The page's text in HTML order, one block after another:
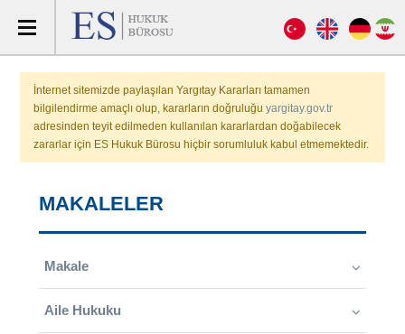
İnternet sitemizde paylaşılan Yargıtay Kararları tamamen
bilgilendirme amaçlı olup, kararların doğruluğuyargitay.gov.tr
adresinden teyit edilmeden kullanılan kararlardan doğabilecek
zararlar için ES Hukuk Bürosu hiçbir sorumluluk kabul etmemektedir.
MAKALELER
Makale
Aile Hukuku